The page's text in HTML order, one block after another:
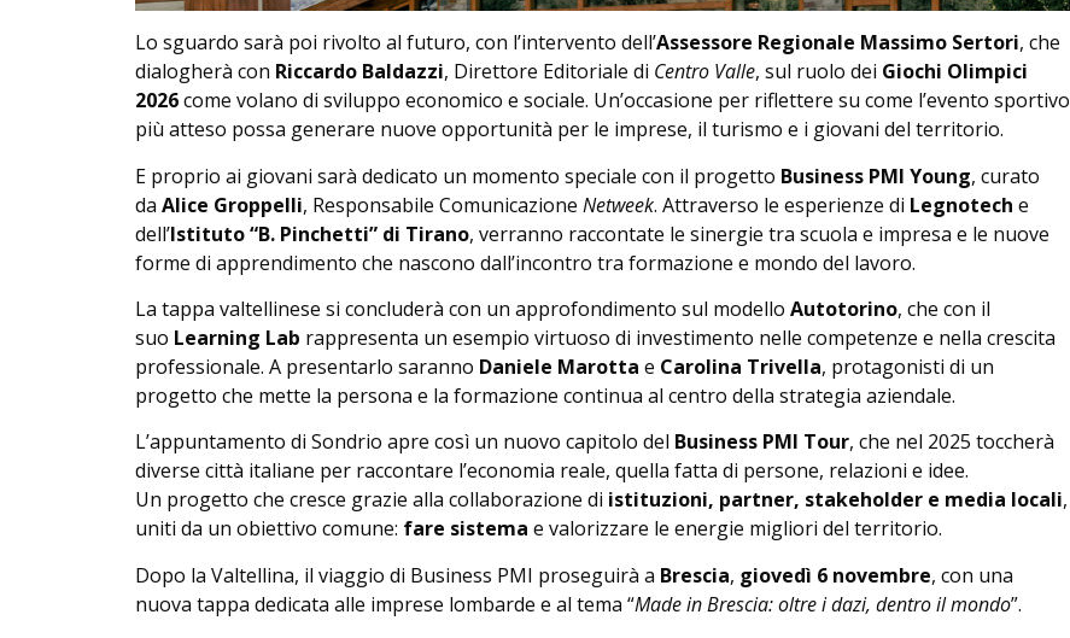
Lo sguardo sarà poi rivolto al futuro, con l’intervento dell’Assessore Regionale Massimo Sertori, che
dialogherà con Riccardo Baldazzi, Direttore Editoriale di Centro Valle, sul ruolo dei Giochi Olimpici
2026come volano di sviluppo economico e sociale. Un’occasione per riflettere su come l’evento sportivo
più atteso possa generare nuove opportunità per le imprese, il turismo e i giovani del territorio.
E proprio ai giovani sarà dedicato un momento speciale con il progetto Business PMI Young, curato
da Alice Groppelli, Responsabile Comunicazione Netweek. Attraverso le esperienze di Legnotech e
dell’Istituto “B. Pinchetti” di Tirano, verranno raccontate le sinergie tra scuola e impresa e le nuove
forme di apprendimento che nascono dall’incontro tra formazione e mondo del lavoro.
La tappa valtellinese si concluderà con un approfondimento sul modello Autotorino, che con il
suo Learning Lab rappresenta un esempio virtuoso di investimento nelle competenze e nella crescita
professionale. A presentarlo saranno Daniele Marotta e Carolina Trivella, protagonisti di un
progetto che mette la persona e la formazione continua al centro della strategia aziendale.
L’appuntamento di Sondrio apre così un nuovo capitolo del Business PMI Tour, che nel 2025 toccherà
diverse città italiane per raccontare l’economia reale, quella fatta di persone, relazioni e idee.
Un progetto che cresce grazie alla collaborazione di istituzioni, partner, stakeholder e media locali,
uniti da un obiettivo comune: fare sistema e valorizzare le energie migliori del territorio.
Dopo la Valtellina, il viaggio di Business PMI proseguirà a Brescia, giovedì 6 novembre, con una
nuova tappa dedicata alle imprese lombarde e al tema “Made in Brescia: oltre i dazi, dentro il mondo”.